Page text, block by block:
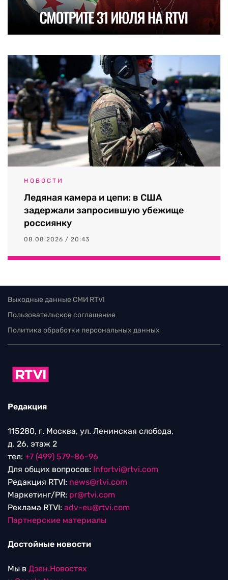
НОВОСТИ
Ледяная камера и цепи: в США
задержали запросившую убежище
россиянку
08.08.2026 / 20:43
Выходные данные СМИ RTVI
Пользовательское соглашение
Политика обработки персональных данных
Редакция
115280, г. Москва, ул. Ленинская слобода,
д. 26, этаж 2
тел: +7 (499) 579-86-96
Для общих вопросов: Infortvi@rtvi.com
Редакция RTVI: news@rtvi.com
Маркетинг/PR: pr@rtvi.com
Реклама RTVI: adv-eu@rtvi.com
Партнерские материалы
Достойные новости
Мы в Дзен.Новостях